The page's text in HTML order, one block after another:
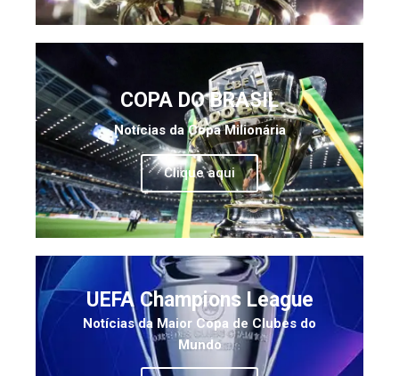
COPA DO BRASIL
Notícias da Copa Milionária
Clique aqui
UEFA Champions League
Notícias da Maior Copa de Clubes do
Mundo